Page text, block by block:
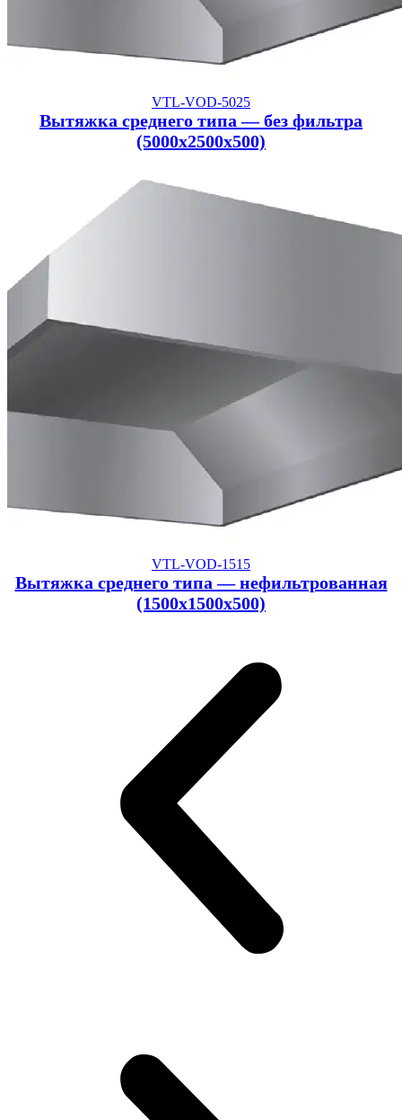
VTL-VOD-5025
Вытяжка среднего типа — без фильтра
(5000x2500x500)
VTL-VOD-1515
Вытяжка среднего типа — нефильтрованная
(1500x1500x500)